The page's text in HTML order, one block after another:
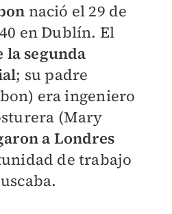
nació el 29 de
en Dublín. El
la segunda
; su padre
era ingeniero
(Mary
a Londres
de trabajo